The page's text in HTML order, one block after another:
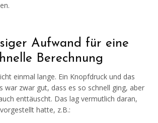
Aufwand für eine
Berechnung
einmal lange. Ein Knopfdruck und das
war zwar gut, dass es so schnell ging, aber
enttäuscht. Das lag vermutlich daran,
hatte, z.B.: